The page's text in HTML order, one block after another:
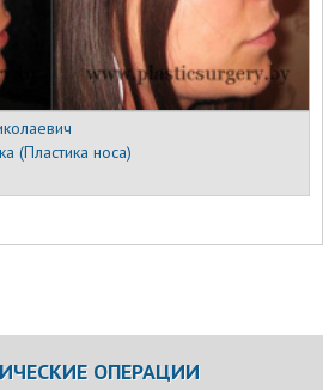
(Пластика носа)
ОПЕРАЦИИ